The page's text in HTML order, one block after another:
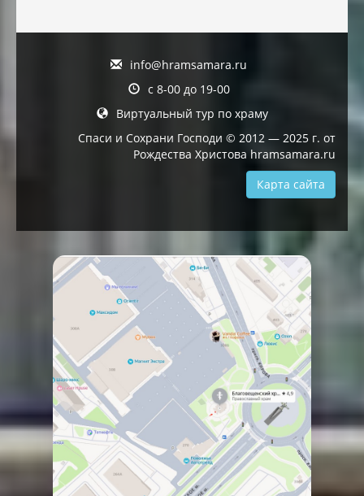
info@hramsamara.ru
с 8-00 до 19-00
Виртуальный тур по храму
Спаси и Сохрани Господи © 2012 — 2025 г. от
Рождества Христова hramsamara.ru
Карта сайта